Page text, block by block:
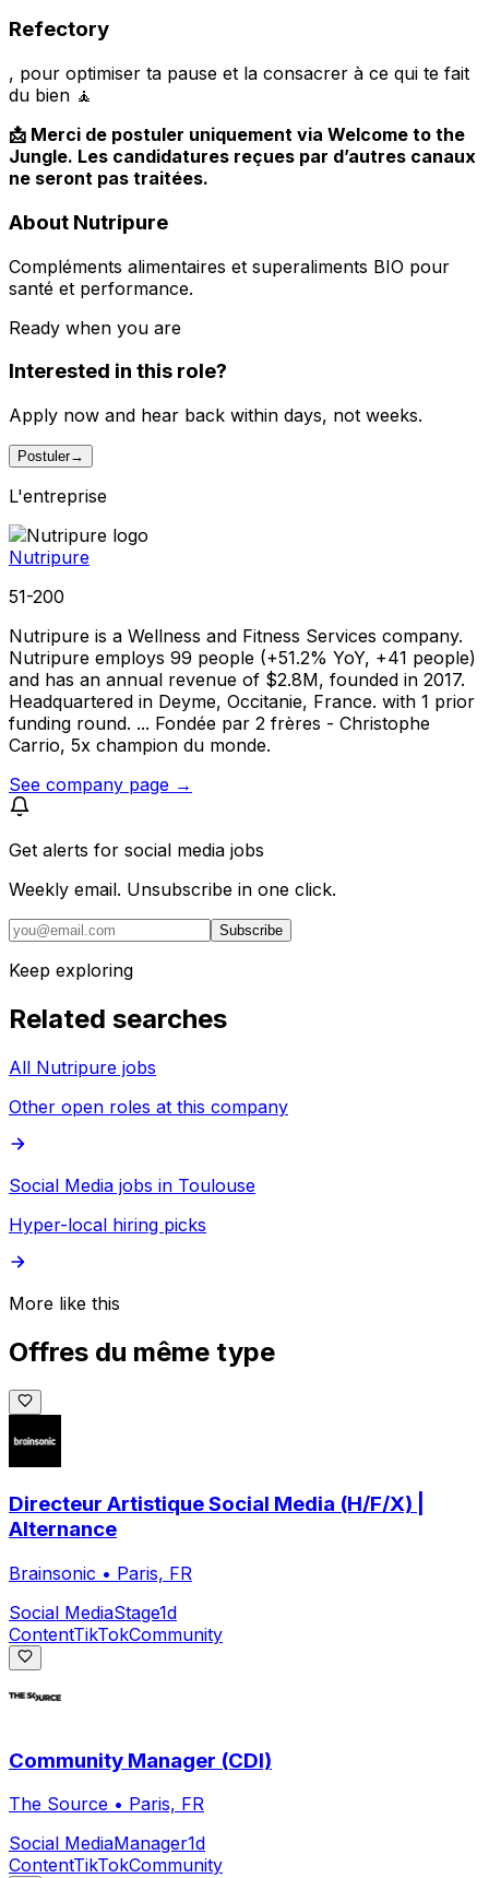
Refectory
, pour optimiser ta pause et la consacrer à ce qui te fait
du bien 🧘
📩 Merci de postuler uniquement via Welcome to the
Jungle. Les candidatures reçues par d’autres canaux
ne seront pas traitées.
About Nutripure
Compléments alimentaires et superaliments BIO pour
santé et performance.
Ready when you are
Interested in this role?
Apply now and hear back within days, not weeks.
Postuler→
L'entreprise
Nutripure
51-200
Nutripure is a Wellness and Fitness Services company.
Nutripure employs 99 people (+51.2% YoY, +41 people)
and has an annual revenue of $2.8M, founded in 2017.
Headquartered in Deyme, Occitanie, France. with 1 prior
funding round. ... Fondée par 2 frères - Christophe
Carrio, 5x champion du monde.
See company page →
Get alerts for social media jobs
Weekly email. Unsubscribe in one click.
Subscribe
Keep exploring
Related searches
All Nutripure jobs
Other open roles at this company
Social Media jobs in Toulouse
Hyper-local hiring picks
More like this
Offres du même type
Directeur Artistique Social Media (H/F/X) |
Alternance
Brainsonic • Paris, FR
Social MediaStage1d
ContentTikTokCommunity
Community Manager (CDI)
The Source • Paris, FR
Social MediaManager1d
ContentTikTokCommunity